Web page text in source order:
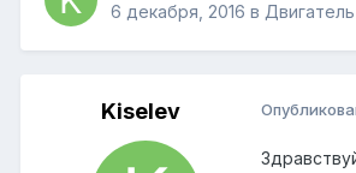
6 декабря, 2016 в
Kiselev